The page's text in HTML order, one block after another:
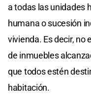
a todas las unidades
humana o sucesión
vivienda. Es decir, no
de inmuebles
que todos estén
habitación.